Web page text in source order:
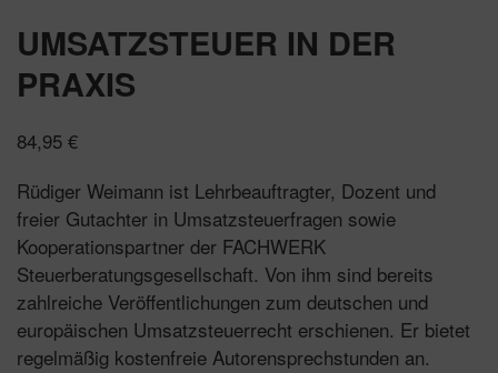
UMSATZSTEUER IN DER
PRAXIS
84,95 €
Rüdiger Weimann ist Lehrbeauftragter, Dozent und
freier Gutachter in Umsatzsteuerfragen sowie
Kooperationspartner der FACHWERK
Steuerberatungsgesellschaft. Von ihm sind bereits
zahlreiche Veröffentlichungen zum deutschen und
europäischen Umsatzsteuerrecht erschienen. Er bietet
regelmäßig kostenfreie Autorensprechstunden an.